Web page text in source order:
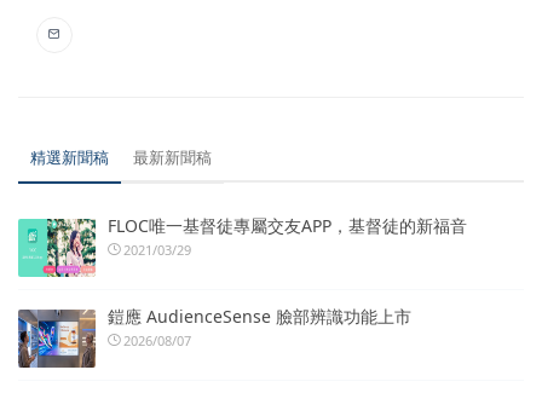
精選新聞稿 最新新聞稿
FLOC唯一基督徒專屬交友APP，基督徒的新福音
2021/03/29
鎧應 AudienceSense 臉部辨識功能上市
2026/08/07